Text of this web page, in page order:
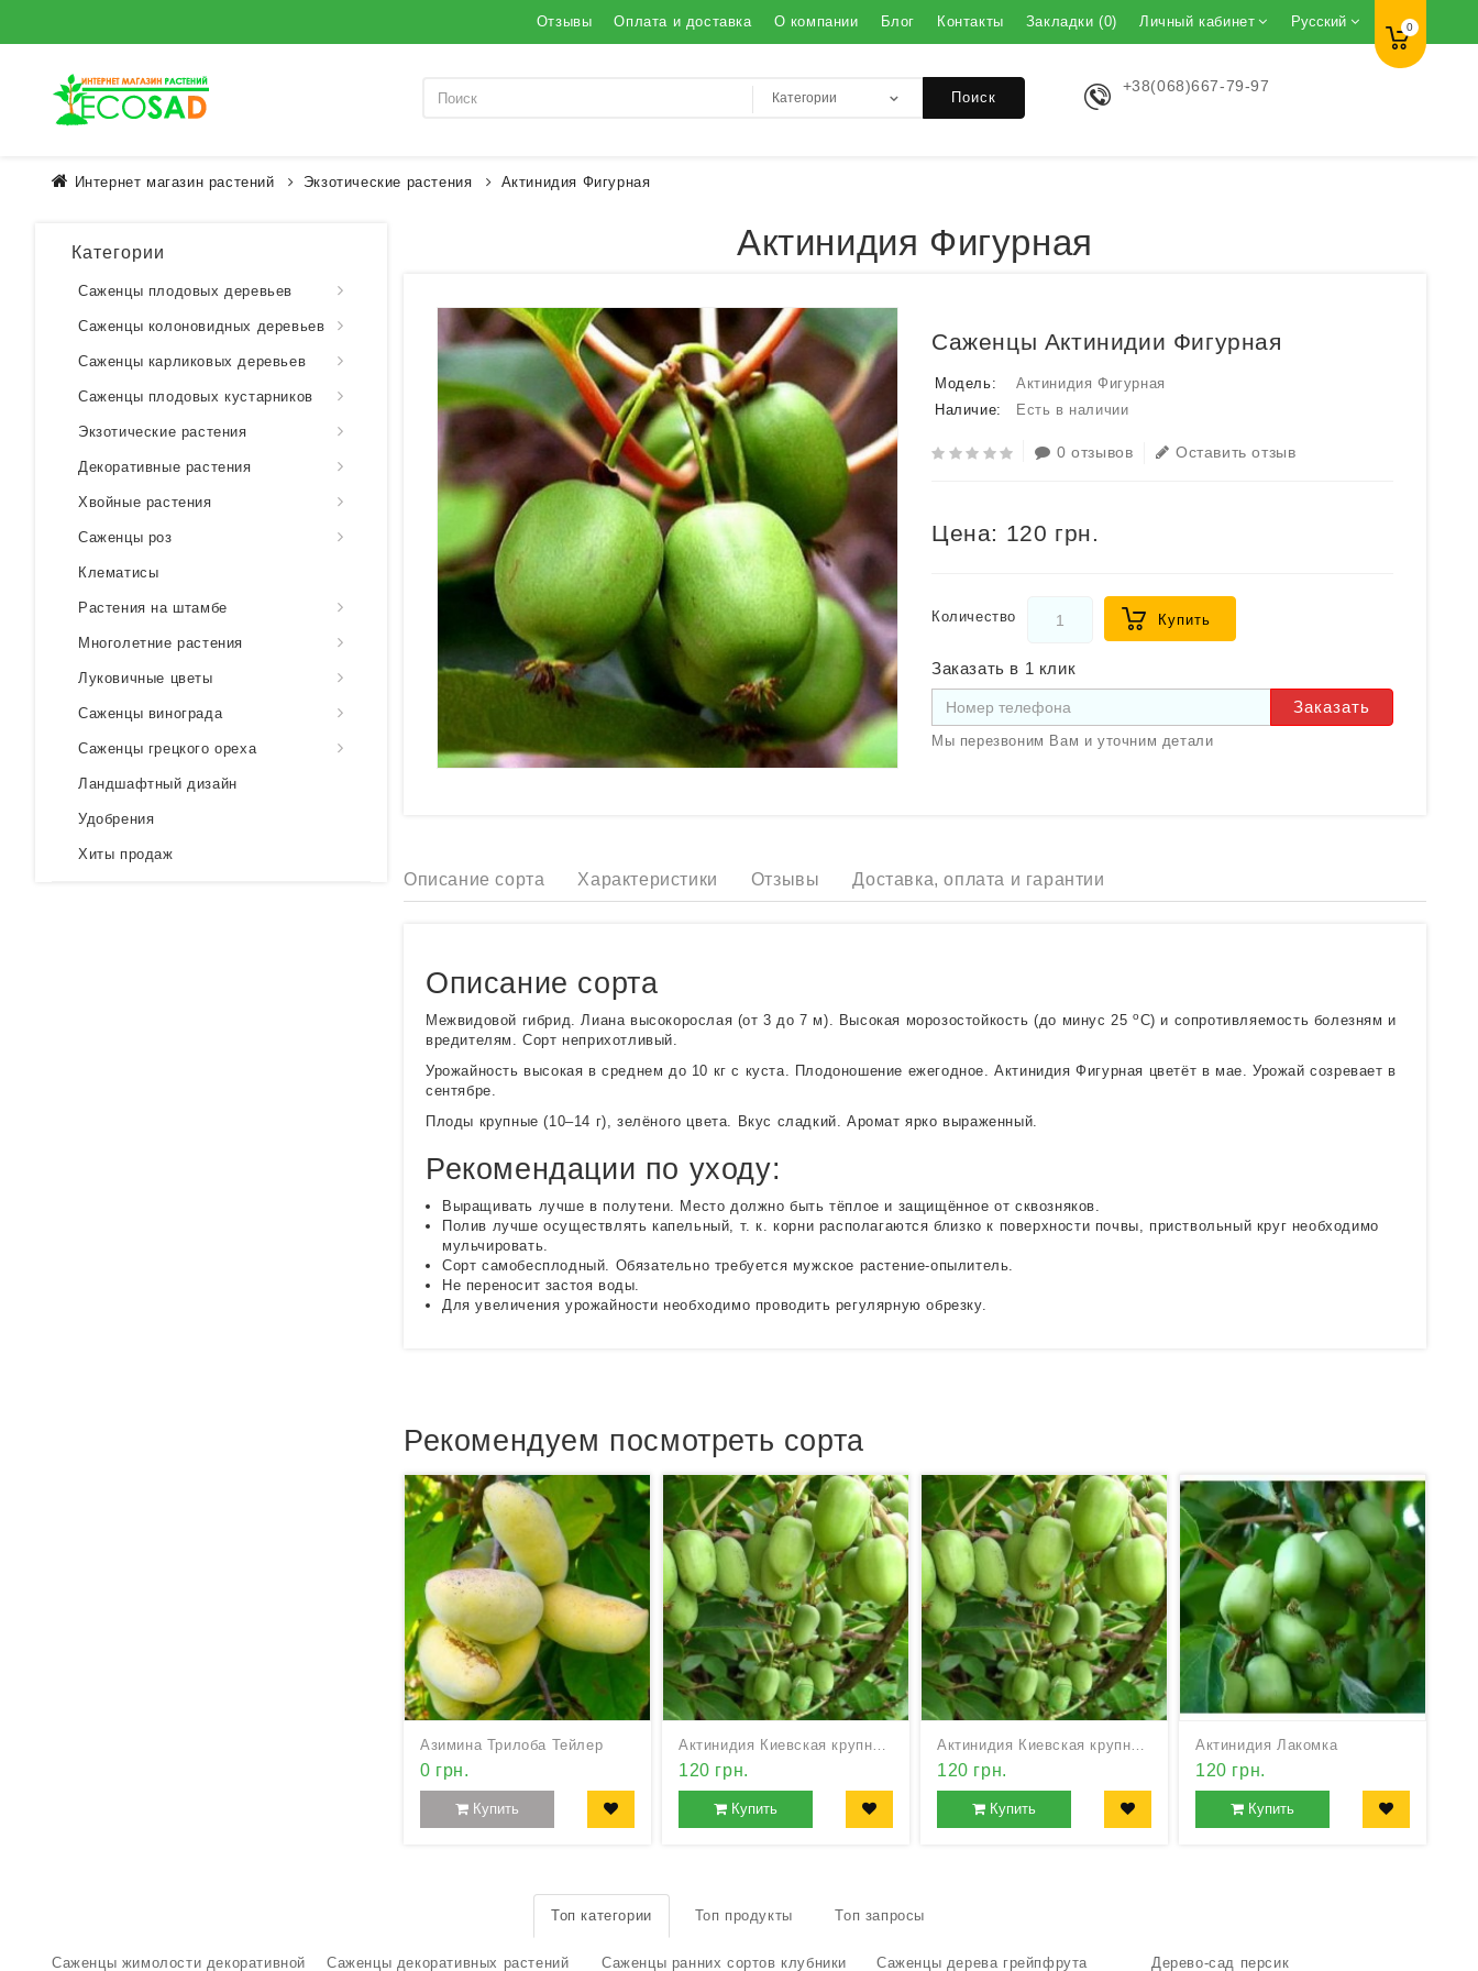
Отзывы Оплата и доставка О компании Блог Контакты Закладки (0) Личный кабинет Русский 0
+38(068)667-79-97
Поиск
Интернет магазин растений Экзотические растения Актинидия Фигурная
Категории
Саженцы плодовых деревьев
Саженцы колоновидных деревьев
Саженцы карликовых деревьев
Саженцы плодовых кустарников
Экзотические растения
Декоративные растения
Хвойные растения
Саженцы роз
Клематисы
Растения на штамбе
Многолетние растения
Луковичные цветы
Саженцы винограда
Саженцы грецкого ореха
Ландшафтный дизайн
Удобрения
Хиты продаж
Актинидия Фигурная
Саженцы Актинидии Фигурная
Модель:
Актинидия Фигурная
Наличие:
Есть в наличии
0 отзывов Оставить отзыв
Цена: 120 грн.
Количество Купить
Заказать в 1 клик
Заказать
Мы перезвоним Вам и уточним детали
Описание сорта Характеристики Отзывы Доставка, оплата и гарантии
Описание сорта
Межвидовой гибрид. Лиана высокорослая (от 3 до 7 м). Высокая морозостойкость (до минус 25 оС) и сопротивляемость болезням и
вредителям. Сорт неприхотливый.
Урожайность высокая в среднем до 10 кг с куста. Плодоношение ежегодное. Актинидия Фигурная цветёт в мае. Урожай созревает в
сентябре.
Плоды крупные (10–14 г), зелёного цвета. Вкус сладкий. Аромат ярко выраженный.
Рекомендации по уходу:
Выращивать лучше в полутени. Место должно быть тёплое и защищённое от сквозняков.
Полив лучше осуществлять капельный, т. к. корни располагаются близко к поверхности почвы, приствольный круг необходимо
мульчировать.
Сорт самобесплодный. Обязательно требуется мужское растение-опылитель.
Не переносит застоя воды.
Для увеличения урожайности необходимо проводить регулярную обрезку.
Рекомендуем посмотреть сорта
Азимина Трилоба Тейлер
0 грн.
Купить
Актинидия Киевская крупноплодная
120 грн.
Купить
Актинидия Киевская крупноплодная (женская)
120 грн.
Купить
Актинидия Лакомка
120 грн.
Купить
Топ категории Топ продукты Топ запросы
Саженцы жимолости декоративной Саженцы декоративных растений Саженцы ранних сортов клубники Саженцы дерева грейпфрута Дерево-сад персик